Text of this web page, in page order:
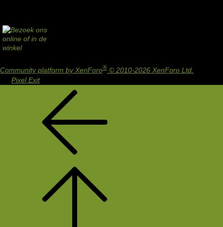
Community platform by XenForo® © 2010-2026 XenForo Ltd.
Pixel Exit